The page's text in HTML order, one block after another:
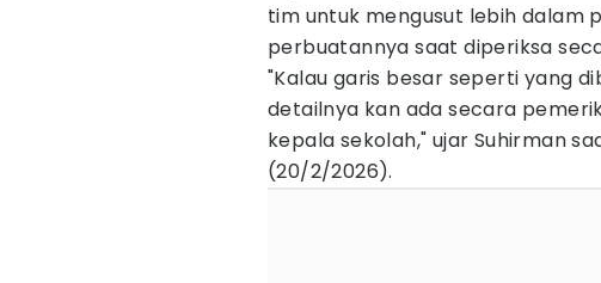
tim untuk mengusut lebih dalam
perbuatannya saat diperiksa
"Kalau garis besar seperti yang
detailnya kan ada secara
kepala sekolah," ujar Suhirman
(20/2/2026).